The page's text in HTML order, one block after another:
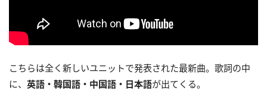
こちらは全く新しいユニットで発表された最新曲。歌詞の中
に、 英語・韓国語・中国語・日本語が出てくる。